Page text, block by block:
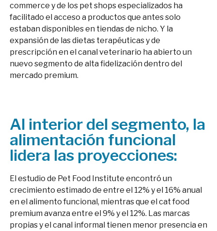
commerce y de los pet shops especializados ha
facilitado el acceso a productos que antes solo
estaban disponibles en tiendas de nicho. Y la
expansión de las dietas terapéuticas y de
prescripción en el canal veterinario ha abierto un
nuevo segmento de alta fidelización dentro del
mercado premium.
Al interior del segmento, la
alimentación funcional
lidera las proyecciones:
El estudio de Pet Food Institute encontró un
crecimiento estimado de entre el 12% y el 16% anual
en el alimento funcional, mientras que el cat food
premium avanza entre el 9% y el 12%. Las marcas
propias y el canal informal tienen menor presencia en